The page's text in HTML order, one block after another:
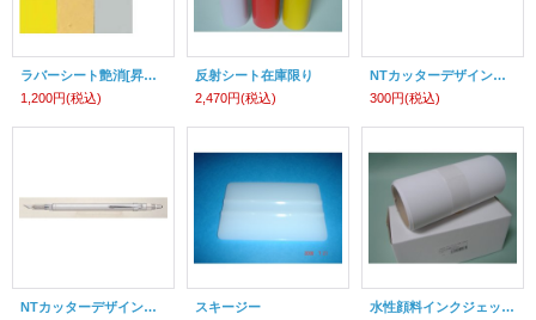
ラバーシート艶消[昇華染料移行防止タイプ][在庫限りご注文時に品切れの場合があります]
1,200円(税込)
反射シート在庫限り
2,470円(税込)
NTカッターデザインナイフ
300円(税込)
NTカッターデザインナイフ スキージー 水性顔料インクジェットプリンタ用粘着シート合成紙